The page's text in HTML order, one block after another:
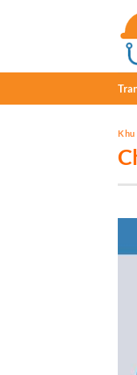
dung
Khu